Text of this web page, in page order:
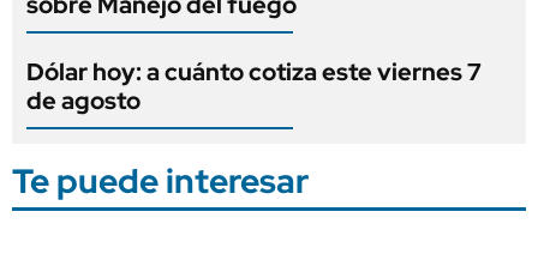
Dólar hoy: a cuánto cotiza este viernes 7
de agosto
Te puede interesar